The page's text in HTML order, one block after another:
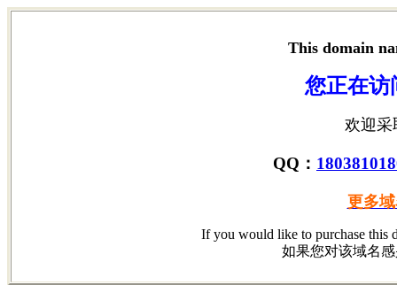
This domain
您正在访
欢迎采
QQ：
更多
If you would like to purchase this
如果您对该域名